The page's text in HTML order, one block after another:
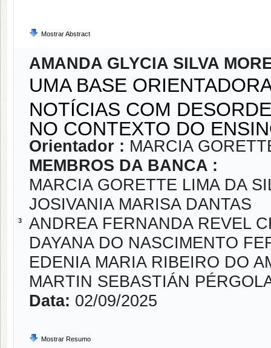
Mostrar Abstract
3
AMANDA GLYCIA SILVA
UMA BASE
NOTÍCIAS COM
NO CONTEXTO DO
Orientador : MARCIA
MEMBROS DA BANCA :
MARCIA GORETTE LIMA DA
JOSIVANIA MARISA DANTAS
ANDREA FERNANDA REVEL
DAYANA DO NASCIMENTO
EDENIA MARIA RIBEIRO DO
MARTIN SEBASTIÁN
Data: 02/09/2025
Mostrar Resumo